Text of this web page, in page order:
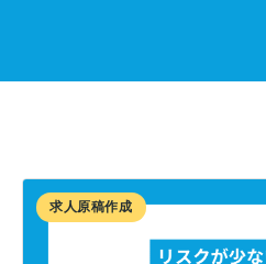
求人原稿作成